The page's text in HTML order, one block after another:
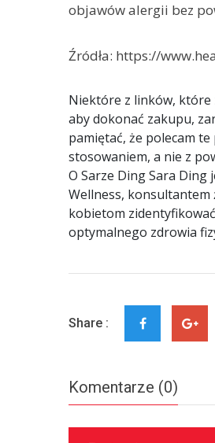
objawów alergii bez
Źródła: https://
Niektóre z linków, które
aby dokonać zakupu,
pamiętać, że polecam
stosowaniem, a nie z
O Sarze Ding Sara Ding
Wellness, konsultantem
kobietom
optymalnego zdrowia
Share :
Komentarze (0)